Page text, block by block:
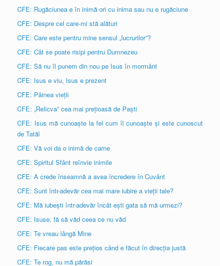
CFE: Rugăciunea e în inimă ori cu inima sau nu e rugăciune
CFE: Despre cel care-mi stă alături
CFE: Care este pentru mine sensul „lucrurilor”?
CFE: Cât se poate risipi pentru Dumnezeu
CFE: Să nu îl punem din nou pe Isus în mormânt
CFE: Isus e viu, Isus e prezent
CFE: Pâinea vieții
CFE: „Relicva” cea mai prețioasă de Paști
CFE: Isus mă cunoaște la fel cum îl cunoaște și este cunoscut
de Tatăl
CFE: Vă voi da o inimă de carne
CFE: Spiritul Sfânt reînvie inimile
CFE: A crede înseamnă a avea încredere în Cuvânt
CFE: Sunt într-adevăr cea mai mare iubire a vieții tale?
CFE: Mă iubești într-adevăr încât ești gata să mă urmezi?
CFE: Isuse, fă să văd ceea ce nu văd
CFE: Te vreau lângă Mine
CFE: Fiecare pas este prețios când e făcut în direcția justă
CFE: Te rog, nu mă părăsi